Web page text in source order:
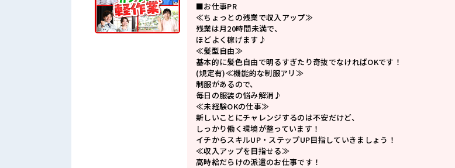
■お仕事PR
≪ちょっとの残業で収入アップ≫
残業は月20時間未満で、
ほどよく稼げます♪
≪髪型自由≫
基本的に髪色自由で明るすぎたり奇抜でなければOKです！
(規定有)≪機能的な制服アリ≫
制服があるので、
毎日の服装の悩み解消♪
≪未経験OKの仕事≫
新しいことにチャレンジするのは不安だけど、
しっかり働く環境が整っています！
イチからスキルUP・ステップUP目指していきましょう！
≪収入アップを目指せる≫
高時給だらけの派遣のお仕事です！